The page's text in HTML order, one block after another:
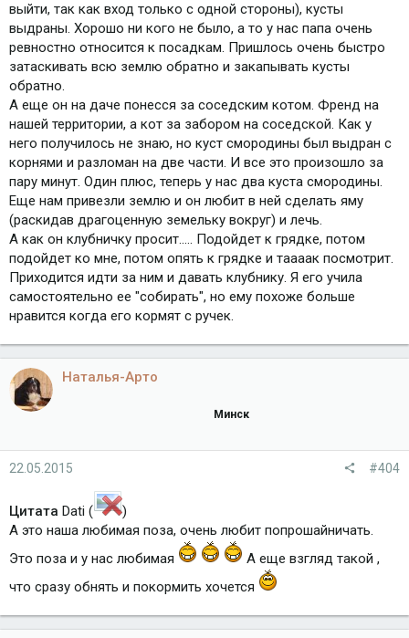
выйти, так как вход только с одной стороны), кусты
выдраны. Хорошо ни кого не было, а то у нас папа очень
ревностно относится к посадкам. Пришлось очень быстро
затаскивать всю землю обратно и закапывать кусты
обратно.
А еще он на даче понесся за соседским котом. Френд на
нашей территории, а кот за забором на соседской. Как у
него получилось не знаю, но куст смородины был выдран с
корнями и разломан на две части. И все это произошло за
пару минут. Один плюс, теперь у нас два куста смородины.
Еще нам привезли землю и он любит в ней сделать яму
(раскидав драгоценную земельку вокруг) и лечь.
А как он клубничку просит..... Подойдет к грядке, потом
подойдет ко мне, потом опять к грядке и таааак посмотрит.
Приходится идти за ним и давать клубнику. Я его учила
самостоятельно ее "собирать", но ему похоже больше
нравится когда его кормят с ручек.
Наталья-Арто
Минск
22.05.2015 #404
Цитата Dati (
)
А это наша любимая поза, очень любит попрошайничать.
Это поза и у нас любимая
А еще взгляд такой ,
что сразу обнять и покормить хочется